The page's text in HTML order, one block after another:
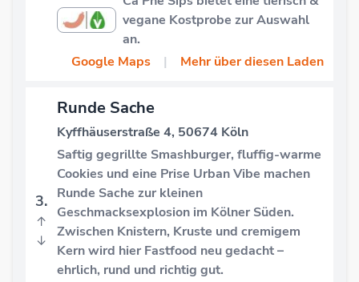
vegane Kostprobe zur Auswahl
an.
Google Maps
| Mehr über diesen Laden
3.
↑
↓
Runde Sache
Kyffhäuserstraße 4, 50674 Köln
Saftig gegrillte Smashburger, fluffig-warme
Cookies und eine Prise Urban Vibe machen
Runde Sache zur kleinen
Geschmacksexplosion im Kölner Süden.
Zwischen Knistern, Kruste und cremigem
Kern wird hier Fastfood neu gedacht –
ehrlich, rund und richtig gut.